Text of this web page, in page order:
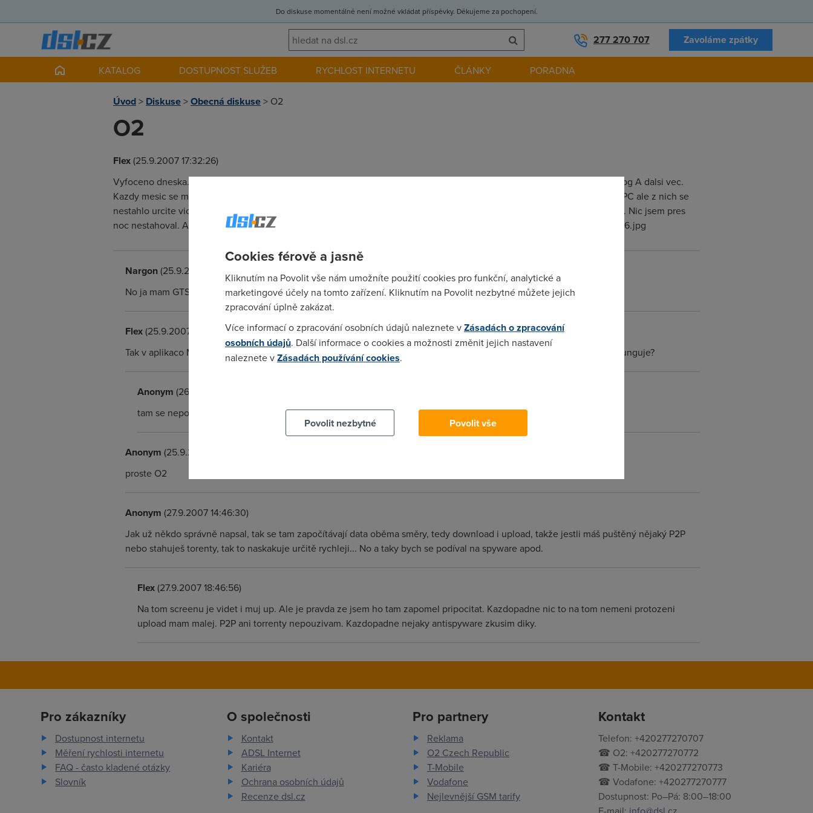
Do diskuse momentálně není možné vkládat příspěvky. Děkujeme za pochopení.
277 270 707 Zavoláme zpátky
KATALOG DOSTUPNOST SLUŽEB RYCHLOST INTERNETU ČLÁNKY PORADNA
Úvod> Diskuse>Obecná diskuse> O2
O2
Flex(25.9.2007 17:32:26)
Vyfoceno dneska...nechapu...vcera me to ukazovalo zhruba 25gb http://img227.imageshack.us/img227/474/beznzvulv6.jpg A dalsi vec.
Kazdy mesic se me zda ze me limiter cimdal vice pridava. Fotka z Netlimiteru. Sice jsou na siti na net pripojeny dalsi dve PC ale z nich se
nestahlo urcite vic jak 2-5gb. Tzn celkem asi 13gb. Proto nechapu jak me vcera Moje konto mohlo spocitat 25gb a dnes 31. Nic jsem pres
noc nestahoval. A kazdy mesic je to horsi. Deje se Vam to same? http://img227.imageshack.us/img227/4639/beznzvu2zm6.jpg
Nargon(25.9.2007 18:06:52)
No ja mam GTS, a tady se mi to pocita spravne.
Flex(25.9.2007 18:26:12)
Tak v aplikaco Moje Konto doslo ke zmene a je tam opet 25gb... i kdyz jsem stahl nejmene o 10 gb mene. Jak to tedy funguje?
Anonym (26.9.2007 18:01:13)
tam se nepočítá jen DL ale taky UL. Odesílání.
Anonym (25.9.2007 19:36:00)
proste O2
Anonym (27.9.2007 14:46:30)
Jak už někdo správně napsal, tak se tam započítávají data oběma směry, tedy download i upload, takže jestli máš puštěný nějaký P2P
nebo stahuješ torenty, tak to naskakuje určitě rychleji... No a taky bych se podíval na spyware apod.
Flex(27.9.2007 18:46:56)
Na tom screenu je videt i muj up. Ale je pravda ze jsem ho tam zapomel pripocitat. Kazdopadne nic to na tom nemeni protozeni
upload mam malej. P2P ani torrenty nepouzivam. Kazdopadne nejaky antispyware zkusim diky.
Pro zákazníky
Dostupnost internetu
Měření rychlosti internetu
FAQ - často kladené otázky
Slovník
O společnosti
Kontakt
ADSL Internet
Kariéra
Ochrana osobních údajů
Recenze dsl.cz
Pro partnery
Reklama
O2 Czech Republic
T-Mobile
Vodafone
Nejlevnější GSM tarify
Kontakt
Telefon: +420277270707
☎ O2: +420277270772
☎ T-Mobile: +420277270773
☎ Vodafone: +420277270777
Dostupnost: Po–Pá: 8:00–18:00
Cookies férově a jasně
Kliknutím na Povolit vše nám umožníte použití cookies pro funkční, analytické a
marketingové účely na tomto zařízení. Kliknutím na Povolit nezbytné můžete jejich
zpracování úplně zakázat.
Více informací o zpracování osobních údajů naleznete vZásadách o zpracování
osobních údajů. Další informace o cookies a možnosti změnit jejich nastavení
naleznete vZásadách používání cookies.
Povolit nezbytné
Povolit vše